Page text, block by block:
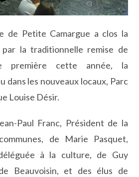
de Petite Camargue a clos la
par la traditionnelle remise de
première cette année, la
dans les nouveaux locaux, Parc
Louise Désir.
Paul Franc, Président de la
de Marie Pasquet,
à la culture, de Guy
Beauvoisin, et des élus de